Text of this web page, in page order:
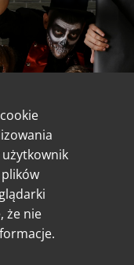
Was
plików
że nie